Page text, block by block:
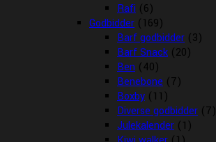
Rafi (6)
Godbidder (169)
Barf godbidder (3)
Barf Snack (20)
Ben (40)
Benebone (7)
Boxby (11)
Diverse godbidder (7)
Julekalender (1)